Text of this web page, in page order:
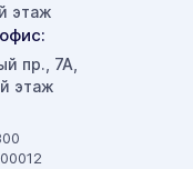
этаж
пр., 7А,
этаж